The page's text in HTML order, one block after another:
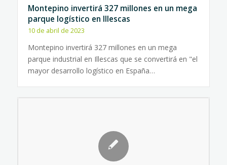
Montepino invertirá 327 millones en un mega
parque logístico en Illescas
10 de abril de 2023
Montepino invertirá 327 millones en un mega
parque industrial en Illescas que se convertirá en "el
mayor desarrollo logístico en España…